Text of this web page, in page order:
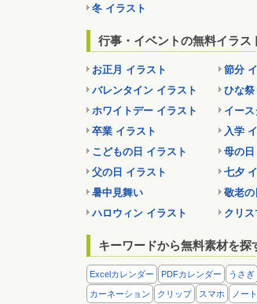
冬 イラスト
行事・イベントの無料イラス
お正月 イラスト
節分
バレンタイン イラスト
ひな祭
ホワイトデー イラスト
イー
卒業 イラスト
入学
こどもの日 イラスト
母の日
父の日 イラスト
七夕
暑中見舞い
敬老の
ハロウィン イラスト
クリ
キーワードから無料素材を探
Excelカレンダー PDFカレンダー うさぎ
カーネーション クリップ スマホ ノート